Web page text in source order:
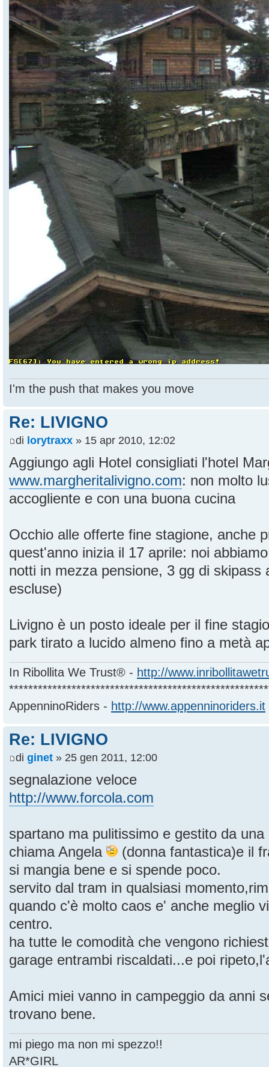
I'm the push that makes you move
Re: LIVIGNO
di lorytraxx » 15 apr 2010, 12:02
Aggiungo agli Hotel consigliati l'hotel
www.margheritalivigno.com: non molto
accogliente e con una buona cucina
Occhio alle offerte fine stagione, anche
quest'anno inizia il 17 aprile: noi
notti in mezza pensione, 3 gg di skipass
escluse)
Livigno è un posto ideale per il fine
park tirato a lucido almeno fino a metà
In Ribollita We Trust® - http://
AppenninoRiders - http://www.appenninoriders.it
Re: LIVIGNO
di ginet » 25 gen 2011, 12:00
segnalazione veloce
http://www.forcola.com
spartano ma pulitissimo e gestito da
chiama Angela
(donna fantastica)e il
si mangia bene e si spende poco.
servito dal tram in qualsiasi
quando c'è molto caos e' anche meglio
centro.
ha tutte le comodità che vengono
garage entrambi riscaldati...e poi
Amici miei vanno in campeggio da anni
trovano bene.
mi piego ma non mi spezzo!!
AR*GIRL